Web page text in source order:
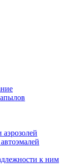
аэрозолей
к ним